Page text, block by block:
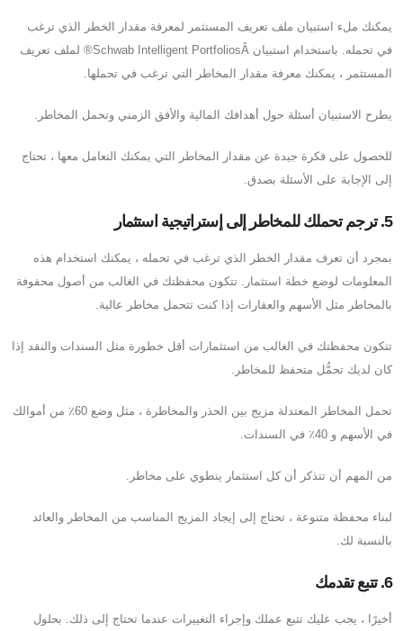
يمكنك ملء استبيان ملف تعريف المستثمر لمعرفة مقدار الخطر الذي ترغب
في تحمله. باستخدام استبيان Schwab Intelligent PortfoliosÂ® لملف تعريف
المستثمر ، يمكنك معرفة مقدار المخاطر التي ترغب في تحملها.
يطرح الاستبيان أسئلة حول أهدافك المالية والأفق الزمني وتحمل المخاطر.
للحصول على فكرة جيدة عن مقدار المخاطر التي يمكنك التعامل معها ، تحتاج
إلى الإجابة على الأسئلة بصدق.
5. ترجم تحملك للمخاطر إلى إستراتيجية استثمار
بمجرد أن تعرف مقدار الخطر الذي ترغب في تحمله ، يمكنك استخدام هذه
المعلومات لوضع خطة استثمار. تتكون محفظتك في الغالب من أصول محفوفة
بالمخاطر مثل الأسهم والعقارات إذا كنت تتحمل مخاطر عالية.
تتكون محفظتك في الغالب من استثمارات أقل خطورة مثل السندات والنقد إذا
كان لديك تحمُّل متحفظ للمخاطر.
تحمل المخاطر المعتدلة مزيج بين الحذر والمخاطرة ، مثل وضع 60٪ من أموالك
في الأسهم و 40٪ في السندات.
من المهم أن تتذكر أن كل استثمار ينطوي على مخاطر.
لبناء محفظة متنوعة ، تحتاج إلى إيجاد المزيج المناسب من المخاطر والعائد
بالنسبة لك.
6. تتبع تقدمك
أخيرًا ، يجب عليك تتبع عملك وإجراء التغييرات عندما تحتاج إلى ذلك. بحلول